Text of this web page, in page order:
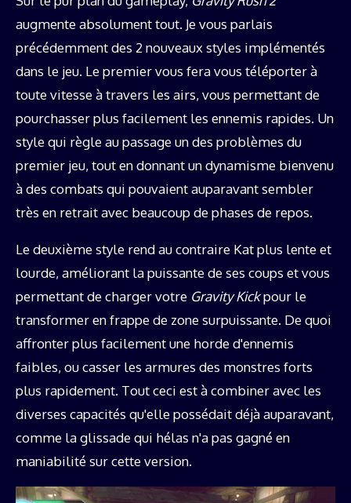
augmente absolument tout. Je vous parlais
précédemment des 2 nouveaux styles implémentés
dans le jeu. Le premier vous fera vous téléporter à
toute vitesse à travers les airs, vous permettant de
pourchasser plus facilement les ennemis rapides. Un
style qui règle au passage un des problèmes du
premier jeu, tout en donnant un dynamisme bienvenu
à des combats qui pouvaient auparavant sembler
très en retrait avec beaucoup de phases de repos.
Le deuxième style rend au contraire Kat plus lente et
lourde, améliorant la puissante de ses coups et vous
permettant de charger votre Gravity Kickpour le
transformer en frappe de zone surpuissante. De quoi
affronter plus facilement une horde d'ennemis
faibles, ou casser les armures des monstres forts
plus rapidement. Tout ceci est à combiner avec les
diverses capacités qu'elle possédait déjà auparavant,
comme la glissade qui hélas n'a pas gagné en
maniabilité sur cette version.